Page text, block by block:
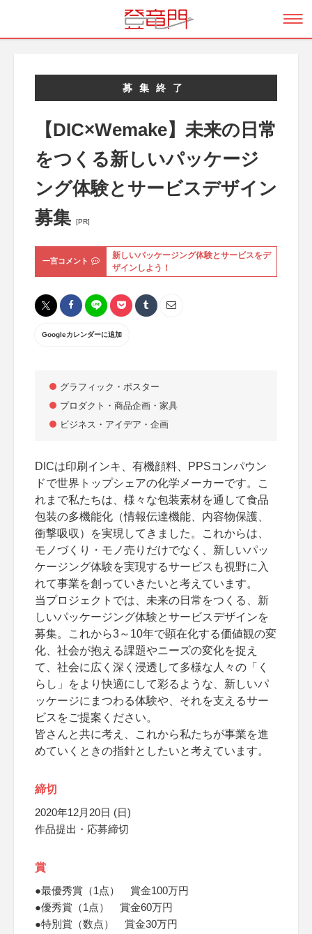
募集終了
【DIC×Wemake】未来の日常
をつくる新しいパッケージ
ング体験とサービスデザイン
募集
[PR]
一言コメント
新しいパッケージング体験とサービスをデ
ザインしよう！
Googleカレンダーに追加
グラフィック・ポスター
プロダクト・商品企画・家具
ビジネス・アイデア・企画
DICは印刷インキ、有機顔料、PPSコンパウン
ドで世界トップシェアの化学メーカーです。こ
れまで私たちは、様々な包装素材を通して食品
包装の多機能化（情報伝達機能、内容物保護、
衝撃吸収）を実現してきました。これからは、
モノづくり・モノ売りだけでなく、新しいパッ
ケージング体験を実現するサービスも視野に入
れて事業を創っていきたいと考えています。
当プロジェクトでは、未来の日常をつくる、新
しいパッケージング体験とサービスデザインを
募集。これから3～10年で顕在化する価値観の変
化、社会が抱える課題やニーズの変化を捉え
て、社会に広く深く浸透して多様な人々の「く
らし」をより快適にして彩るような、新しいパ
ッケージにまつわる体験や、それを支えるサー
ビスをご提案ください。
皆さんと共に考え、これから私たちが事業を進
めていくときの指針としたいと考えています。
締切
2020年12月20日 (日)
作品提出・応募締切
賞
●最優秀賞（1点） 賞金100万円
●優秀賞（1点） 賞金60万円
●特別賞（数点） 賞金30万円